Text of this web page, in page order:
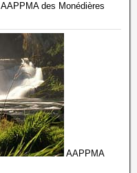
AAPPMA des Monédières
AAPPMA